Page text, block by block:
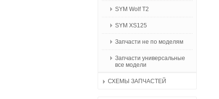
SYM Wolf T2
SYM XS125
Запчасти не по моделям
Запчасти универсальные
все модели
СХЕМЫ ЗАПЧАСТЕЙ